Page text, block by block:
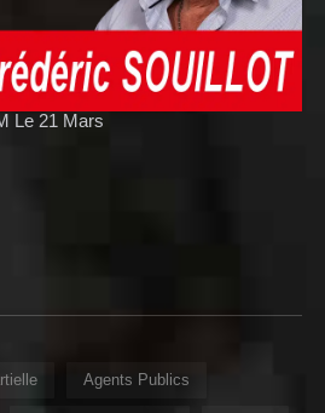
Le 21 Mars
Agents Publics